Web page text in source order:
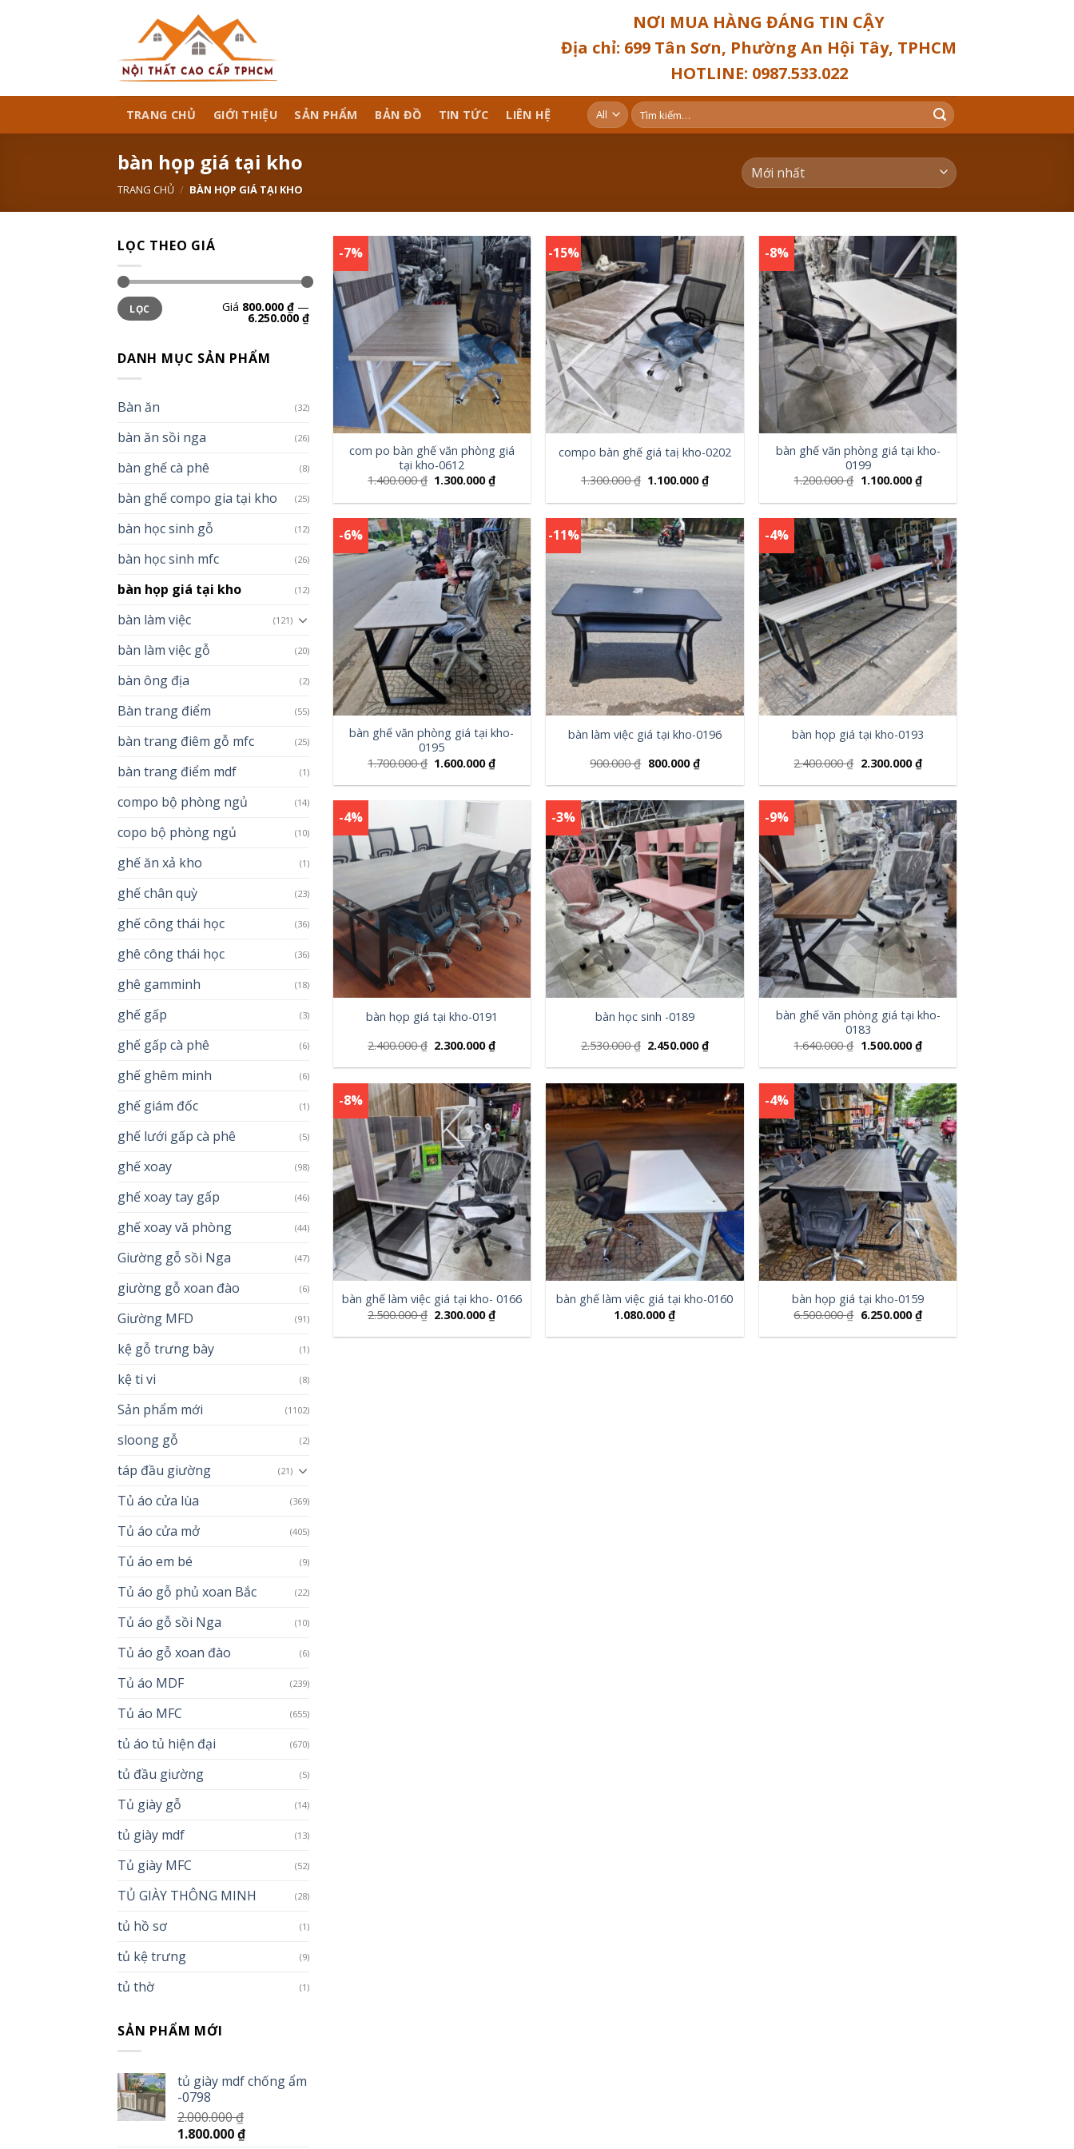
NƠI MUA HÀNG ĐÁNG TIN CẬY
Địa chỉ: 699 Tân Sơn, Phường An Hội Tây, TPHCM
HOTLINE: 0987.533.022
TRANG CHỦ GIỚI THIỆU SẢN PHẨM BẢN ĐỒ TIN TỨC LIÊN HỆ
Tìm
kiếm:
bàn họp giá tại kho
TRANG CHỦ / BÀN HỌP GIÁ TẠI KHO
LỌC THEO GIÁ
LỌC Giá 800.000 ₫ —
6.250.000 ₫
DANH MỤC SẢN PHẨM
Bàn ăn (32)
bàn ăn sồi nga (26)
bàn ghế cà phê (8)
bàn ghế compo gia tại kho (25)
bàn học sinh gỗ (12)
bàn học sinh mfc (26)
bàn họp giá tại kho (12)
bàn làm việc (121)
bàn làm việc gỗ (20)
bàn ông địa (2)
Bàn trang điểm (55)
bàn trang điêm gỗ mfc (25)
bàn trang điểm mdf (1)
compo bộ phòng ngủ (14)
copo bộ phòng ngủ (10)
ghế ăn xả kho (1)
ghế chân quỳ (23)
ghế công thái học (36)
ghê công thái học (36)
ghê gamminh (18)
ghế gấp (3)
ghế gấp cà phê (6)
ghế ghêm minh (6)
ghế giám đốc (1)
ghế lưới gấp cà phê (5)
ghế xoay (98)
ghế xoay tay gấp (46)
ghế xoay vă phòng (44)
Giường gỗ sồi Nga (47)
giường gỗ xoan đào (6)
Giường MFD (91)
kệ gỗ trưng bày (1)
kệ ti vi (8)
Sản phẩm mới (1102)
sloong gỗ (2)
táp đầu giường (21)
Tủ áo cửa lùa (369)
Tủ áo cửa mở (405)
Tủ áo em bé (9)
Tủ áo gỗ phủ xoan Bắc (22)
Tủ áo gỗ sồi Nga (10)
Tủ áo gỗ xoan đào (6)
Tủ áo MDF (239)
Tủ áo MFC (655)
tủ áo tủ hiện đại (670)
tủ đầu giường (5)
Tủ giày gỗ (14)
tủ giày mdf (13)
Tủ giày MFC (52)
TỦ GIÀY THÔNG MINH (28)
tủ hồ sơ (1)
tủ kệ trưng (9)
tủ thờ (1)
SẢN PHẨM MỚI
tủ giày mdf chống ẩm
-0798
2.000.000₫
1.800.000₫
-7%
com po bàn ghế văn phòng giá
tại kho-0612
1.400.000₫ 1.300.000₫
-15%
compo bàn ghế giá taị kho-0202
1.300.000₫ 1.100.000₫
-8%
bàn ghế văn phòng giá tại kho-
0199
1.200.000₫ 1.100.000₫
-6%
bàn ghế văn phòng giá tại kho-
0195
1.700.000₫ 1.600.000₫
-11%
bàn làm việc giá tại kho-0196
900.000₫ 800.000₫
-4%
bàn họp giá tại kho-0193
2.400.000₫ 2.300.000₫
-4%
bàn họp giá tại kho-0191
2.400.000₫ 2.300.000₫
-3%
bàn học sinh -0189
2.530.000₫ 2.450.000₫
-9%
bàn ghế văn phòng giá tại kho-
0183
1.640.000₫ 1.500.000₫
-8%
bàn ghế làm việc giá tại kho- 0166
2.500.000₫ 2.300.000₫
bàn ghế làm việc giá tại kho-0160
1.080.000₫
-4%
bàn họp giá tại kho-0159
6.500.000₫ 6.250.000₫